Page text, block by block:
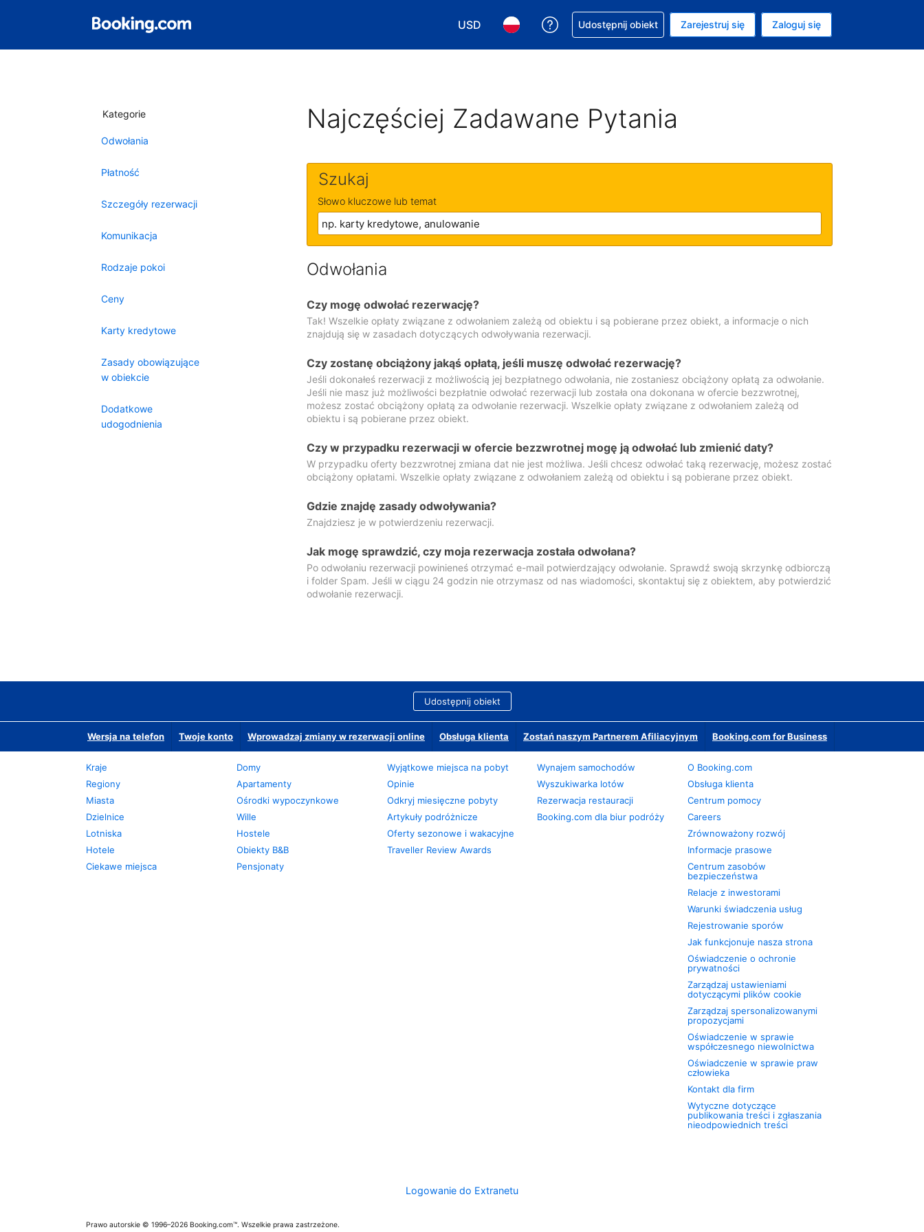
USD
Wybierz walutę. Wybrana waluta to Dolar amerykański
Wybierz język. Wybrany język to Polski
Uzyskaj pomoc w sprawie rezerwacji
Udostępnij obiekt Zarejestruj się Zaloguj się
Kategorie
Odwołania
Płatność
Szczegóły rezerwacji
Komunikacja
Rodzaje pokoi
Ceny
Karty kredytowe
Zasady obowiązujące
w obiekcie
Dodatkowe
udogodnienia
Najczęściej Zadawane Pytania
Szukaj
Słowo kluczowe lub temat
Odwołania
Czy mogę odwołać rezerwację?
Tak! Wszelkie opłaty związane z odwołaniem zależą od obiektu i są pobierane przez obiekt, a informacje o nich
znajdują się w zasadach dotyczących odwoływania rezerwacji.
Czy zostanę obciążony jakąś opłatą, jeśli muszę odwołać rezerwację?
Jeśli dokonałeś rezerwacji z możliwością jej bezpłatnego odwołania, nie zostaniesz obciążony opłatą za odwołanie.
Jeśli nie masz już możliwości bezpłatnie odwołać rezerwacji lub została ona dokonana w ofercie bezzwrotnej,
możesz zostać obciążony opłatą za odwołanie rezerwacji. Wszelkie opłaty związane z odwołaniem zależą od
obiektu i są pobierane przez obiekt.
Czy w przypadku rezerwacji w ofercie bezzwrotnej mogę ją odwołać lub zmienić daty?
W przypadku oferty bezzwrotnej zmiana dat nie jest możliwa. Jeśli chcesz odwołać taką rezerwację, możesz zostać
obciążony opłatami. Wszelkie opłaty związane z odwołaniem zależą od obiektu i są pobierane przez obiekt.
Gdzie znajdę zasady odwoływania?
Znajdziesz je w potwierdzeniu rezerwacji.
Jak mogę sprawdzić, czy moja rezerwacja została odwołana?
Po odwołaniu rezerwacji powinieneś otrzymać e-mail potwierdzający odwołanie. Sprawdź swoją skrzynkę odbiorczą
i folder Spam. Jeśli w ciągu 24 godzin nie otrzymasz od nas wiadomości, skontaktuj się z obiektem, aby potwierdzić
odwołanie rezerwacji.
Udostępnij obiekt
Wersja na telefon Twoje konto Wprowadzaj zmiany w rezerwacji online Obsługa klienta Zostań naszym Partnerem Afiliacyjnym Booking.com for Business
Kraje
Regiony
Miasta
Dzielnice
Lotniska
Hotele
Ciekawe miejsca
Domy
Apartamenty
Ośrodki wypoczynkowe
Wille
Hostele
Obiekty B&B
Pensjonaty
Wyjątkowe miejsca na pobyt
Opinie
Odkryj miesięczne pobyty
Artykuły podróżnicze
Oferty sezonowe i wakacyjne
Traveller Review Awards
Wynajem samochodów
Wyszukiwarka lotów
Rezerwacja restauracji
Booking.com dla biur podróży
O Booking.com
Obsługa klienta
Centrum pomocy
Careers
Zrównoważony rozwój
Informacje prasowe
Centrum zasobów
bezpieczeństwa
Relacje z inwestorami
Warunki świadczenia usług
Rejestrowanie sporów
Jak funkcjonuje nasza strona
Oświadczenie o ochronie
prywatności
Zarządzaj ustawieniami
dotyczącymi plików cookie
Zarządzaj spersonalizowanymi
propozycjami
Oświadczenie w sprawie
współczesnego niewolnictwa
Oświadczenie w sprawie praw
człowieka
Kontakt dla firm
Wytyczne dotyczące
publikowania treści i zgłaszania
nieodpowiednich treści
Logowanie do Extranetu
Prawo autorskie © 1996–2026 Booking.com™. Wszelkie prawa zastrzeżone.